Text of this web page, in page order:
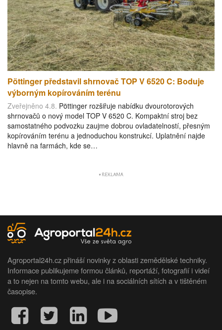
Pöttinger představil shrnovač TOP V 6520 C: Boduje
výborným kopírováním terénu
Zveřejněno 4.8. Pöttinger rozšiřuje nabídku dvourotorových
shrnovačů o nový model TOP V 6520 C. Kompaktní stroj bez
samostatného podvozku zaujme dobrou ovladatelností, přesným
kopírováním terénu a jednoduchou konstrukcí. Uplatnění najde
hlavně na farmách, kde se…
Agroportal24h.cz přináší novinky z oblasti zemědělské techniky.
Informace publikujeme formou článků, reportáží, fotografií i videí
a to nejen na tomto webu, ale i na sociálních sítích a v tištěném
časopise.